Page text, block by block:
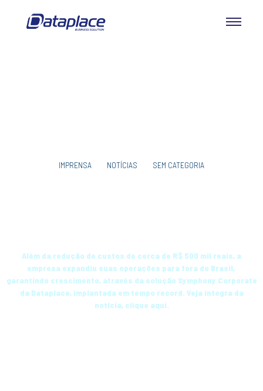
IMPRENSA NOTÍCIAS SEM CATEGORIA
Além da redução de custos de cerca de R$ 500 mil reais, a
empresa expandiu suas operações para fora do Brasil,
garantindo crescimento, através da solução Symphony Corporate
da Dataplace, implantada em tempo record. Veja íntegra da
notícia, clique aqui.